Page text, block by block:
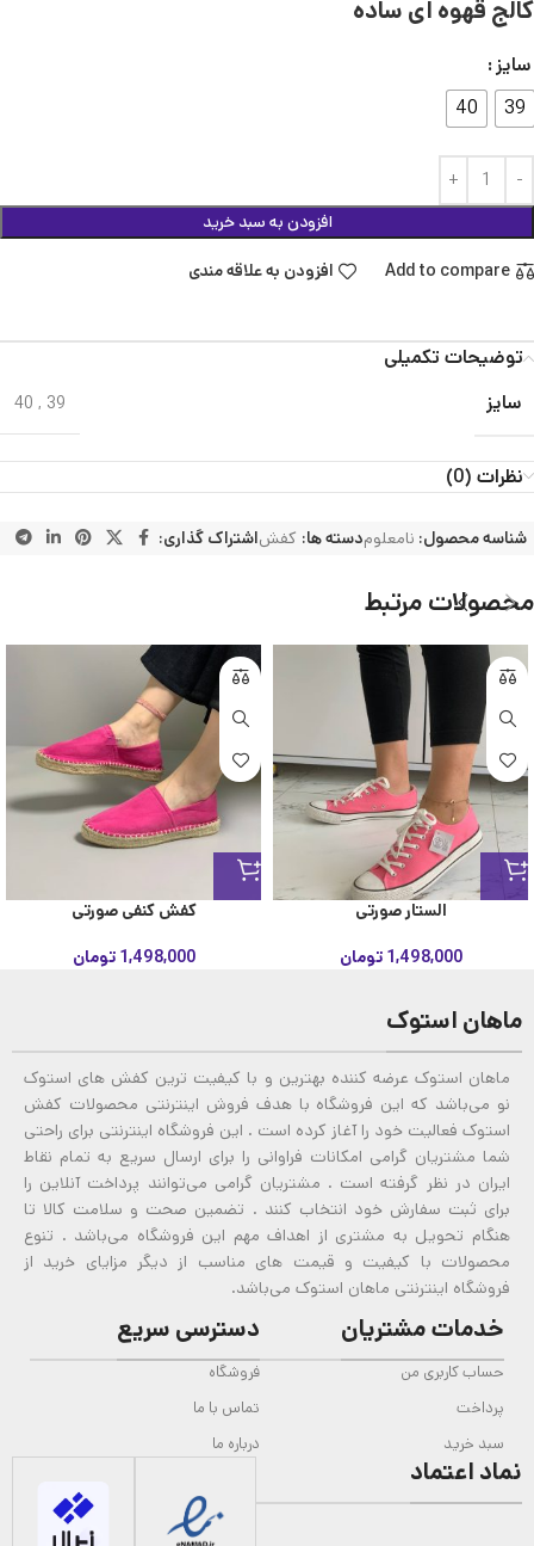
کالج قهوه ای ساده
سایز
39
40
افزودن به سبد خرید
Add to compare افزودن به علاقه مندی
توضیحات تکمیلی
سایز
39
,
40
نظرات (0)
شناسه محصول: نامعلومدسته ها: کفشاشتراک گذاری:
محصولات مرتبط
الستار صورتی
1,498,000 تومان
کفش کنفی صورتی
1,498,000 تومان
ماهان استوک
ماهان استوک عرضه کننده بهترین و با کیفیت ترین کفش های استوک
نو می‌باشد که این فروشگاه با هدف فروش اینترنتی محصولات کفش
استوک فعالیت خود را آغاز کرده است . این فروشگاه اینترنتی برای راحتی
شما مشتریان گرامی امکانات فراوانی را برای ارسال سریع به تمام نقاط
ایران در نظر گرفته است . مشتریان گرامی می‌توانند پرداخت آنلاین را
برای ثبت سفارش خود انتخاب کنند . تضمین صحت و سلامت کالا تا
هنگام تحویل به مشتری از اهداف مهم این فروشگاه می‌باشد . تنوع
محصولات با کیفیت و قیمت های مناسب از دیگر مزایای خرید از
فروشگاه اینترنتی ماهان استوک می‌باشد.
خدمات مشتریان
حساب کاربری من
پرداخت
سبد خرید
دسترسی سریع
فروشگاه
تماس با ما
درباره ما
نماد اعتماد